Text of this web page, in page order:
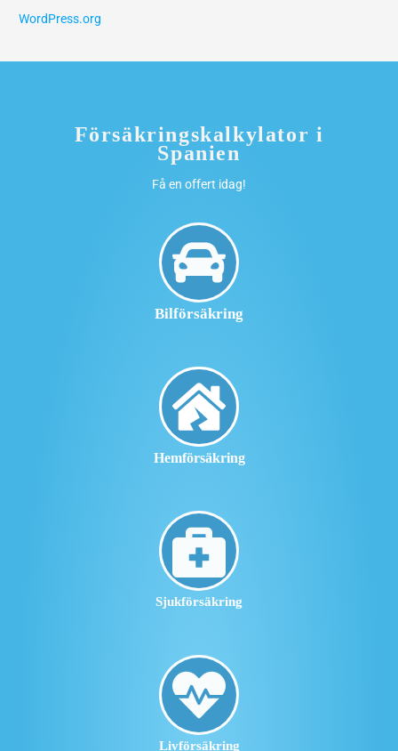
WordPress.org
Försäkringskalkylator i
Spanien
Få en offert idag!
Bilförsäkring
Hemförsäkring
Sjukförsäkring
Livförsäkring